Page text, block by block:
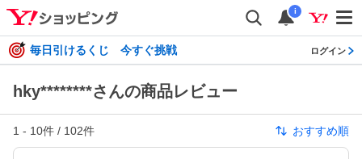
i
毎日引けるくじ 今すぐ挑戦 ログイン
hky********さんの商品レビュー
1 - 10件 / 102件 おすすめ順